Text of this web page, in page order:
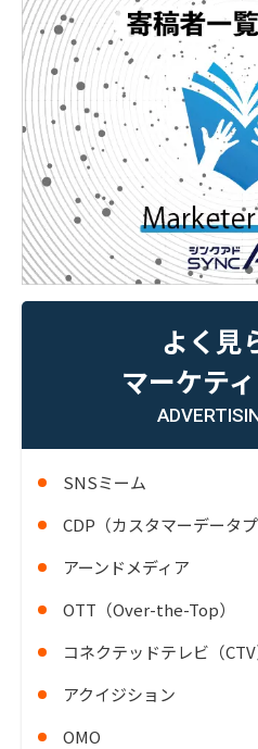
よく見
マーケテ
SNSミーム
CDP（カスタマーデータ
アーンドメディア
OTT（Over-the-Top）
コネクテッドテレビ（CTV
アクイジション
OMO